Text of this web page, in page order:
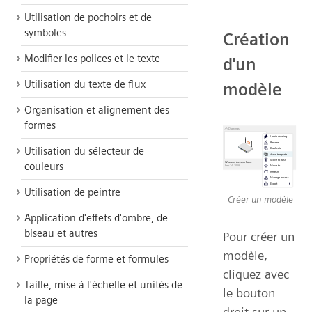
Utilisation de pochoirs et de
symboles
Modifier les polices et le texte
Utilisation du texte de flux
Organisation et alignement des
formes
Utilisation du sélecteur de
couleurs
Utilisation de peintre
Application d'effets d'ombre, de
biseau et autres
Propriétés de forme et formules
Taille, mise à l'échelle et unités de
la page
Création
d'un
modèle
Créer un modèle
Pour créer un
modèle,
cliquez avec
le bouton